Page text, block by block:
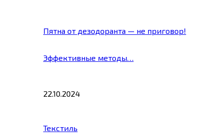
Пятна от дезодоранта — не приговор!
Эффективные методы…
22.10.2024
Текстиль